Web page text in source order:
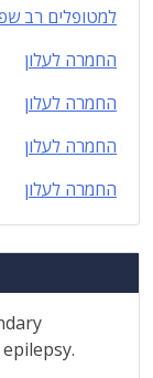
למטופלים רב
החמרה לעלון
החמרה לעלון
החמרה לעלון
החמרה לעלון